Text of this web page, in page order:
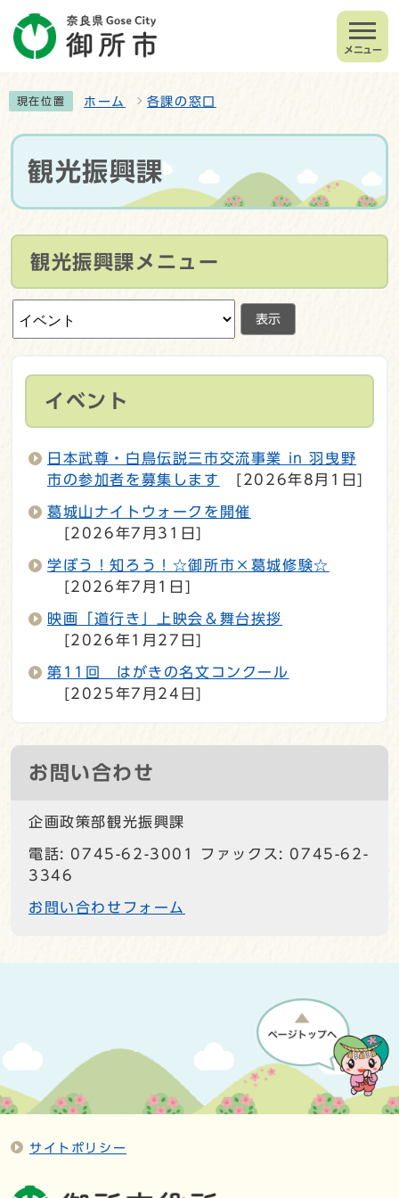
メニュー
現在位置 ホーム 各課の窓口
観光振興課
観光振興課メニュー
表示
イベント
日本武尊・白鳥伝説三市交流事業 in 羽曳野
市の参加者を募集します
[2026年8月1日]
葛城山ナイトウォークを開催
[2026年7月31日]
学ぼう！知ろう！☆御所市×葛城修験☆
[2026年7月1日]
映画「道行き」上映会＆舞台挨拶
[2026年1月27日]
第11回 はがきの名文コンクール
[2025年7月24日]
お問い合わせ
企画政策部観光振興課
電話: 0745-62-3001 ファックス: 0745-62-
3346
お問い合わせフォーム
サイトポリシー